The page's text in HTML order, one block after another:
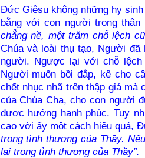
Đức Giêsu không những hy
bằng với con người trong
chẳng nề, một trăm chỗ lệch
Chúa và loài thụ tạo, Người
người. Ngược lại với chỗ
Người muốn bồi đắp, kê cho
chết nhục nhã trên thập giá mà
của Chúa Cha, cho con người
được hưởng hạnh phúc. Tuy
cao vời ấy một cách hiệu quả,
trong tình thương của Thầy.
lại trong tình thương của Thầy”.